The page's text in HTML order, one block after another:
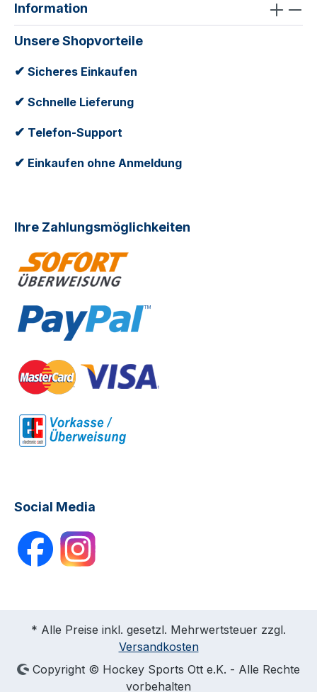
Information
Unsere Shopvorteile
✔ Sicheres Einkaufen
✔ Schnelle Lieferung
✔ Telefon-Support
✔ Einkaufen ohne Anmeldung
Ihre Zahlungsmöglichkeiten
Social Media
* Alle Preise inkl. gesetzl. Mehrwertsteuer zzgl.
Versandkosten
Copyright © Hockey Sports Ott e.K. - Alle Rechte
vorbehalten